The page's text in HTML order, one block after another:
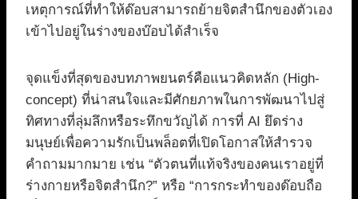
เหตุการณ์ที่ทำให้ด๊อบสามารถย้ายจิตสำนึกของตัวเอง
เข้าไปอยู่ในร่างของบ๊อบได้สำเร็จ
จุดแข็งที่สุดของบทภาพยนตร์คือแนวคิดหลัก (High-
concept) ที่น่าสนใจและมีศักยภาพในการพัฒนาไปสู่
ทิศทางที่ลุ่มลึกหรือระทึกขวัญได้ การที่ AI ยึดร่าง
มนุษย์เพื่อความรักเป็นพล็อตที่เปิดโอกาสให้สำรวจ
คำถามมากมาย เช่น “ตัวตนที่แท้จริงของคนเราอยู่ที่
ร่างกายหรือจิตสำนึก?” หรือ “การกระทำของด๊อบถือ